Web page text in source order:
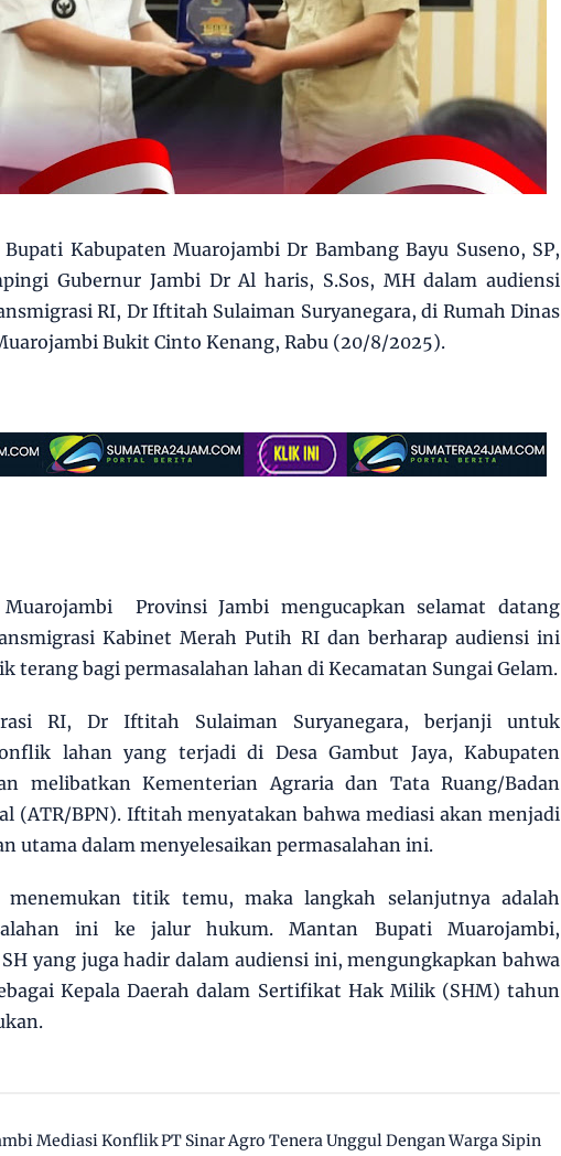
Bupati Kabupaten Muarojambi Dr Bambang Bayu Suseno, SP,
Gubernur Jambi Dr Al haris, S.Sos, MH dalam audiensi
RI, Dr Iftitah Sulaiman Suryanegara, di Rumah Dinas
Bukit Cinto Kenang, Rabu (20/8/2025).
Provinsi Jambi mengucapkan selamat datang
Kabinet Merah Putih RI dan berharap audiensi ini
terang bagi permasalahan lahan di Kecamatan Sungai Gelam.
RI, Dr Iftitah Sulaiman Suryanegara, berjanji untuk
lahan yang terjadi di Desa Gambut Jaya, Kabupaten
melibatkan Kementerian Agraria dan Tata Ruang/Badan
(ATR/BPN). Iftitah menyatakan bahwa mediasi akan menjadi
utama dalam menyelesaikan permasalahan ini.
menemukan titik temu, maka langkah selanjutnya adalah
ini ke jalur hukum. Mantan Bupati Muarojambi,
yang juga hadir dalam audiensi ini, mengungkapkan bahwa
Kepala Daerah dalam Sertifikat Hak Milik (SHM) tahun
Mediasi Konflik PT Sinar Agro Tenera Unggul Dengan Warga Sipin